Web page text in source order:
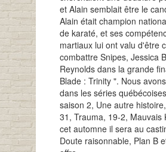
et Alain semblait être le
Alain était champion
de karaté, et ses
martiaux lui ont valu d'être
combattre Snipes, Jessica
Reynolds dans la grande
Blade : Trinity ". Nous
dans les séries
saison 2, Une autre
31, Trauma, 19-2, Mauvais
cet automne il sera au
Doute raisonnable, Plan B